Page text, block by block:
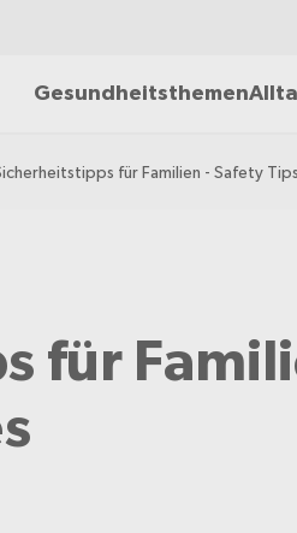
Gesundheitsthemen
für Familien - Safety
für